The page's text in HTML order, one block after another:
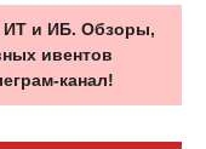
ИТ и ИБ. Обзоры,
ивентов
канал!